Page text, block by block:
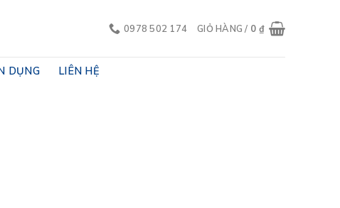
0978 502 174 GIỎ HÀNG / 0₫
DỤNG LIÊN HỆ